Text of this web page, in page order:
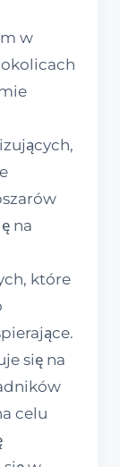
w
na
które
się na
celu